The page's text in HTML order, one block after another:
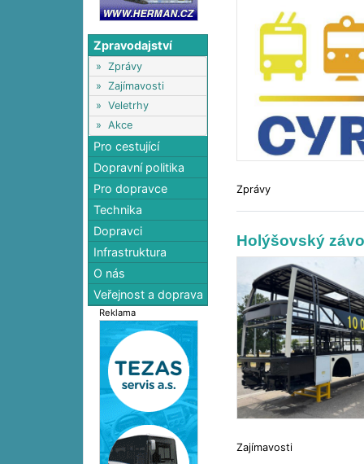
Zpravodajství
» Zprávy
» Zajímavosti
» Veletrhy
» Akce
Pro cestující
Dopravní politika
Pro dopravce
Technika
Dopravci
Infrastruktura
O nás
Veřejnost a doprava
Reklama
Zprávy
Holýšovský
Zajímavosti